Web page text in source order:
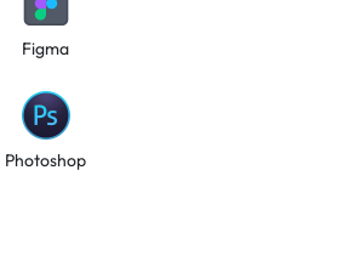
Figma
Photoshop